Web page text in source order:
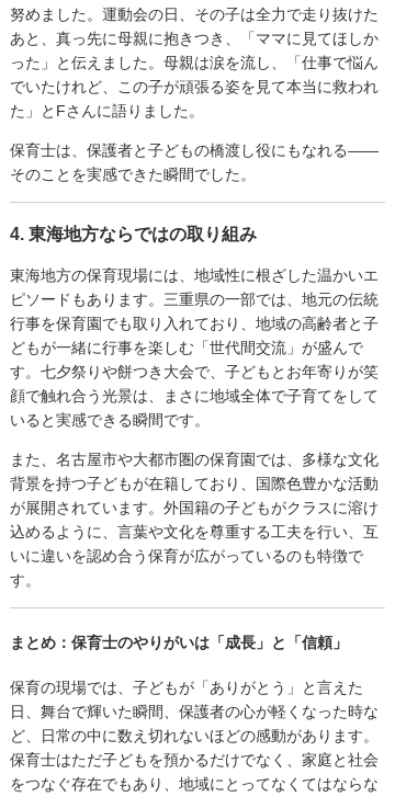
努めました。運動会の日、その子は全力で走り抜けた
あと、真っ先に母親に抱きつき、「ママに見てほしか
った」と伝えました。母親は涙を流し、「仕事で悩ん
でいたけれど、この子が頑張る姿を見て本当に救われ
た」とFさんに語りました。
保育士は、保護者と子どもの橋渡し役にもなれる――
そのことを実感できた瞬間でした。
4. 東海地方ならではの取り組み
東海地方の保育現場には、地域性に根ざした温かいエ
ピソードもあります。三重県の一部では、地元の伝統
行事を保育園でも取り入れており、地域の高齢者と子
どもが一緒に行事を楽しむ「世代間交流」が盛んで
す。七夕祭りや餅つき大会で、子どもとお年寄りが笑
顔で触れ合う光景は、まさに地域全体で子育てをして
いると実感できる瞬間です。
また、名古屋市や大都市圏の保育園では、多様な文化
背景を持つ子どもが在籍しており、国際色豊かな活動
が展開されています。外国籍の子どもがクラスに溶け
込めるように、言葉や文化を尊重する工夫を行い、互
いに違いを認め合う保育が広がっているのも特徴で
す。
まとめ：保育士のやりがいは「成長」と「信頼」
保育の現場では、子どもが「ありがとう」と言えた
日、舞台で輝いた瞬間、保護者の心が軽くなった時な
ど、日常の中に数え切れないほどの感動があります。
保育士はただ子どもを預かるだけでなく、家庭と社会
をつなぐ存在でもあり、地域にとってなくてはならな